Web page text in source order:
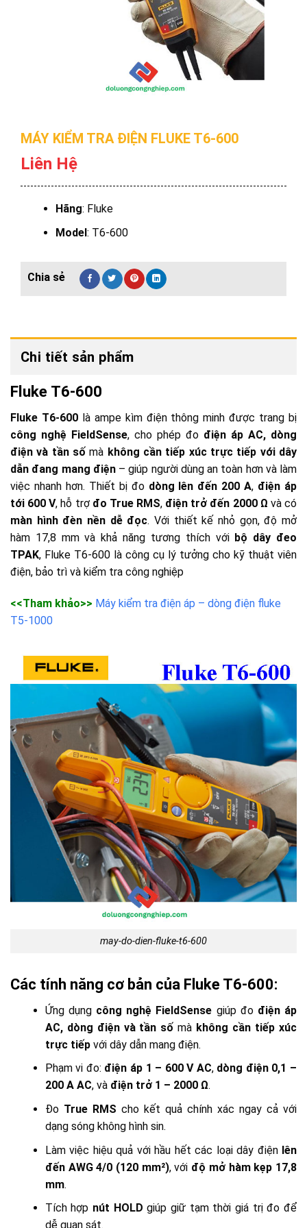
MÁY KIỂM TRA ĐIỆN FLUKE T6-600
Liên Hệ
Hãng: Fluke
Model: T6-600
Chi tiết sản phẩm
Fluke T6-600
Fluke T6-600là ampe kìm điện thông minh được trang bị
công nghệ FieldSense, cho phép đo điện áp AC, dòng
điện và tần số mà không cần tiếp xúc trực tiếp với dây
dẫn đang mang điện– giúp người dùng an toàn hơn và làm
việc nhanh hơn. Thiết bị đo dòng lên đến 200 A, điện áp
tới 600 V, hỗ trợ đo True RMS, điện trở đến 2000 Ω và có
màn hình đèn nền dễ đọc. Với thiết kế nhỏ gọn, độ mở
hàm 17,8 mm và khả năng tương thích với bộ dây đeo
TPAK, Fluke T6-600 là công cụ lý tưởng cho kỹ thuật viên
điện, bảo trì và kiểm tra công nghiệp
<<Tham khảo>> Máy kiểm tra điện áp – dòng điện fluke
T5-1000
may-do-dien-fluke-t6-600
Các tính năng cơ bản của Fluke T6-600:
Ứng dụng công nghệ FieldSense giúp đo điện áp
AC, dòng điện và tần số mà không cần tiếp xúc
trực tiếpvới dây dẫn mang điện.
Phạm vi đo: điện áp 1 – 600 V AC, dòng điện 0,1 –
200 A AC, và điện trở 1 – 2000 Ω.
Đo True RMS cho kết quả chính xác ngay cả với
dạng sóng không hình sin.
Làm việc hiệu quả với hầu hết các loại dây điện lên
đến AWG 4/0 (120 mm²), với độ mở hàm kẹp 17,8
mm.
Tích hợp nút HOLD giúp giữ tạm thời giá trị đo để
dễ quan sát.